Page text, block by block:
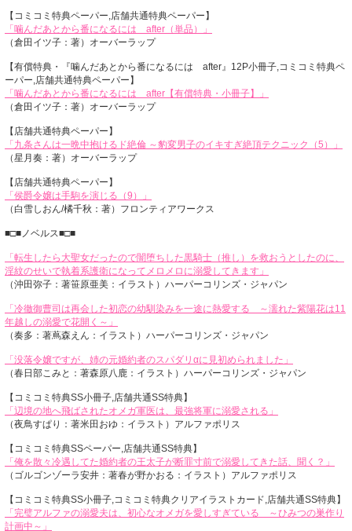
【コミコミ特典ペーパー,店舗共通特典ペーパー】
「噛んだあとから番になるには after（単品）」
（倉田イツ子：著）オーバーラップ
【有償特典・『噛んだあとから番になるには after』12P小冊子,コミコミ特典ペ
ーパー,店舗共通特典ペーパー】
「噛んだあとから番になるには after【有償特典・小冊子】」
（倉田イツ子：著）オーバーラップ
【店舗共通特典ペーパー】
「九条さんは一晩中抱けるド絶倫 ～豹変男子のイキすぎ絶頂テクニック（5）」
（星月奏：著）オーバーラップ
【店舗共通特典ペーパー】
「侯爵令嬢は手駒を演じる（9）」
（白雪しおん/橘千秋：著）フロンティアワークス
■□■ノベルス■□■
「転生したら大聖女だったので闇堕ちした黒騎士（推し）を救おうとしたのに、
淫紋のせいで執着系護衛になってメロメロに溺愛してきます」
（沖田弥子：著笹原亜美：イラスト）ハーパーコリンズ・ジャパン
「冷徹御曹司は再会した初恋の幼馴染みを一途に熱愛する ～濡れた紫陽花は11
年越しの溺愛で花開く～」
（奏多：著蔦森えん：イラスト）ハーパーコリンズ・ジャパン
「没落令嬢ですが、姉の元婚約者のスパダリαに見初められました」
（春日部こみと：著森原八鹿：イラスト）ハーパーコリンズ・ジャパン
【コミコミ特典SS小冊子,店舗共通SS特典】
「辺境の地へ飛ばされたオメガ軍医は、最強将軍に溺愛される」
（夜鳥すぱり：著米田おゆ：イラスト）アルファポリス
【コミコミ特典SSペーパー,店舗共通SS特典】
「俺を散々冷遇してた婚約者の王太子が断罪寸前で溺愛してきた話、聞く？」
（ゴルゴンゾーラ安井：著春が野かおる：イラスト）アルファポリス
【コミコミ特典SS小冊子,コミコミ特典クリアイラストカード,店舗共通SS特典】
「完璧アルファの溺愛夫は、初心なオメガを愛しすぎている ～ひみつの巣作り
計画中～」